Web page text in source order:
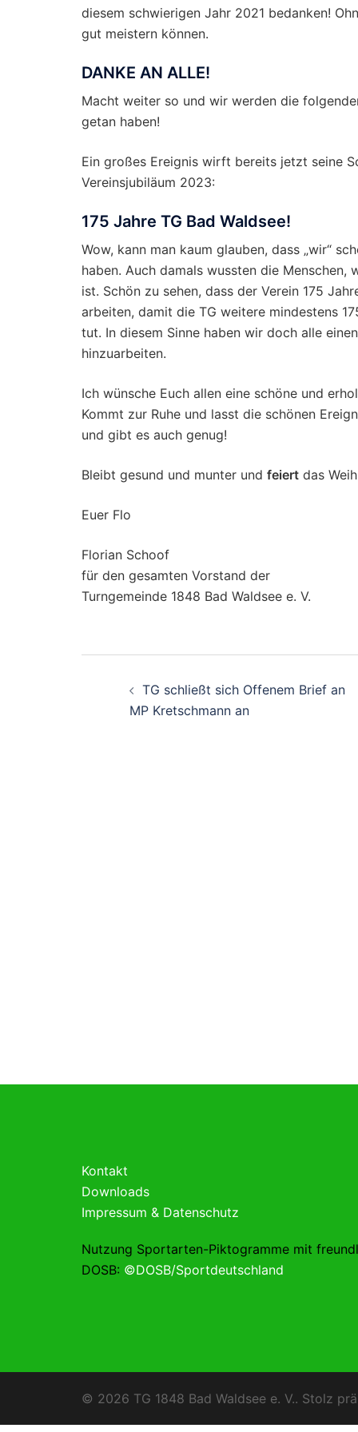
diesem schwierigen Jahr 2021 bedanken!
gut meistern können.
DANKE AN ALLE!
Macht weiter so und wir werden die
getan haben!
Ein großes Ereignis wirft bereits jetzt seine
Vereinsjubiläum 2023:
175 Jahre TG Bad Waldsee!
Wow, kann man kaum glauben, dass „wir“
haben. Auch damals wussten die
ist. Schön zu sehen, dass der Verein 175
arbeiten, damit die TG weitere mindestens
tut. In diesem Sinne haben wir doch alle
hinzuarbeiten.
Ich wünsche Euch allen eine schöne und
Kommt zur Ruhe und lasst die schönen
und gibt es auch genug!
Bleibt gesund und munter und feiert das
Euer Flo
Florian Schoof
für den gesamten Vorstand der
Turngemeinde 1848 Bad Waldsee e. V.
TG schließt sich Offenem Brief an
MP Kretschmann an
Kontakt
Downloads
Impressum & Datenschutz
Nutzung Sportarten-Piktogramme mit
DOSB: ©DOSB/Sportdeutschland
© 2026 TG 1848 Bad Waldsee e. V.. Stolz